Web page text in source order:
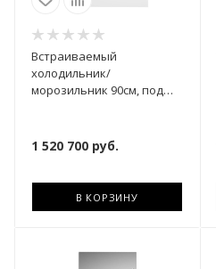
Встраиваемый
холодильник/
морозильник 90см, под
1 520 700 руб.
В КОРЗИНУ